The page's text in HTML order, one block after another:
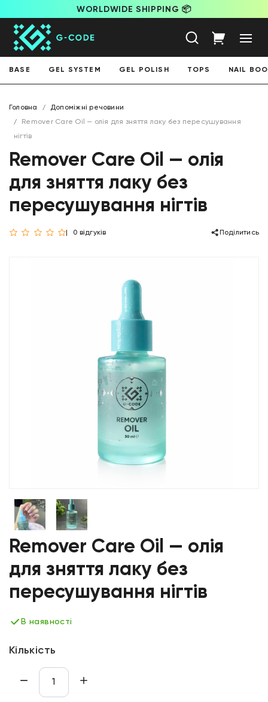
WORLDWIDE SHIPPING 📦
BASE GEL SYSTEM GEL POLISH TOPS NAIL
Головна
Допоміжні речовини
Remover Care Oil — олія для зняття лаку без пересушування
нігтів
Remover Care Oil — олія
для зняття лаку без
пересушування нігтів
0 відгуків Поділитись
Remover Care Oil — олія
для зняття лаку без
пересушування нігтів
В наявності
Кількість